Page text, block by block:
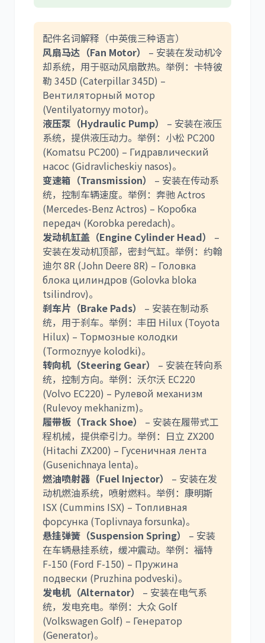
配件名词解释（中英俄三种语言）
风扇马达（Fan Motor）
– 安装在发动机冷
却系统，用于驱动风扇散热。举例：卡特彼
勒 345D (Caterpillar 345D) –
Вентиляторный мотор
(Ventilyatornyy motor)。
液压泵（Hydraulic Pump）
– 安装在液压
系统，提供液压动力。举例：小松 PC200
(Komatsu PC200) – Гидравлический
насос (Gidravlicheskiy nasos)。
变速箱（Transmission）
– 安装在传动系
统，控制车辆速度。举例：奔驰 Actros
(Mercedes-Benz Actros) – Коробка
передач (Korobka peredach)。
发动机缸盖（Engine Cylinder Head）
–
安装在发动机顶部，密封气缸。举例：约翰
迪尔 8R (John Deere 8R) – Головка
блока цилиндров (Golovka bloka
tsilindrov)。
刹车片（Brake Pads）
– 安装在制动系
统，用于刹车。举例：丰田 Hilux (Toyota
Hilux) – Тормозные колодки
(Tormoznyye kolodki)。
转向机（Steering Gear）
– 安装在转向系
统，控制方向。举例：沃尔沃 EC220
(Volvo EC220) – Рулевой механизм
(Rulevoy mekhanizm)。
履带板（Track Shoe）
– 安装在履带式工
程机械，提供牵引力。举例：日立 ZX200
(Hitachi ZX200) – Гусеничная лента
(Gusenichnaya lenta)。
燃油喷射器（Fuel Injector）
– 安装在发
动机燃油系统，喷射燃料。举例：康明斯
ISX (Cummins ISX) – Топливная
форсунка (Toplivnaya forsunka)。
悬挂弹簧（Suspension Spring）
– 安装
在车辆悬挂系统，缓冲震动。举例：福特
F-150 (Ford F-150) – Пружина
подвески (Pruzhina podveski)。
发电机（Alternator）
– 安装在电气系
统，发电充电。举例：大众 Golf
(Volkswagen Golf) – Генератор
(Generator)。